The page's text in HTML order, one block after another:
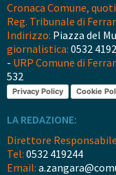
Cronaca Comune,
Reg. Tribunale di
Indirizzo: Piazza del
giornalistica: 0532
- URP Comune di
532
Privacy Policy Cookie
LA REDAZIONE:
Direttore
Tel: 0532 419244
Email: